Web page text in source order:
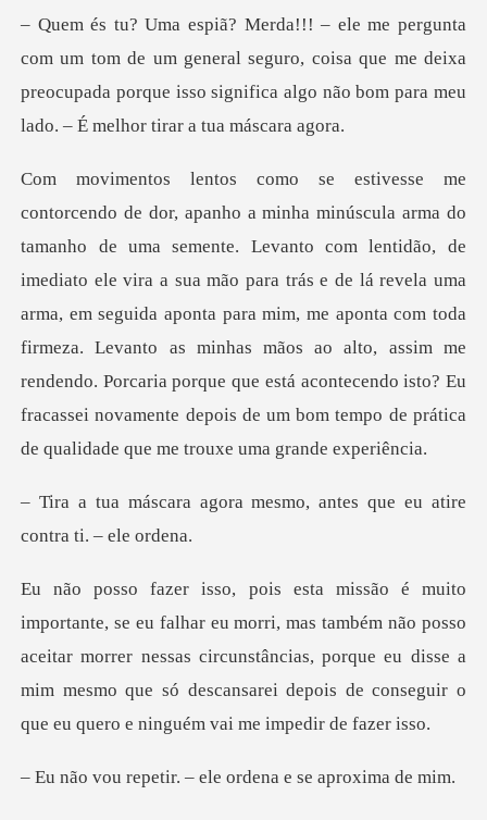
m general seguro, coisa que me deixa
preocupada porque isso signifi
le vira a sua mão para trás e de lá revela uma
arma, em seguida aponta para mim, me aponta com toda
firmeza. Levanto as minhas mãos ao alto, assim me
rende
a mesmo, antes que eu ati
também não posso
aceitar morrer nessas circunstâncias, porque eu disse a
mim mesmo que
ir. – ele ordena e